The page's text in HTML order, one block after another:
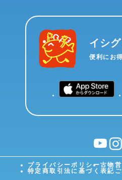
イシ
便利にお
YouTube
プライバシーポリシー古物
特定商取引法に基づく表記